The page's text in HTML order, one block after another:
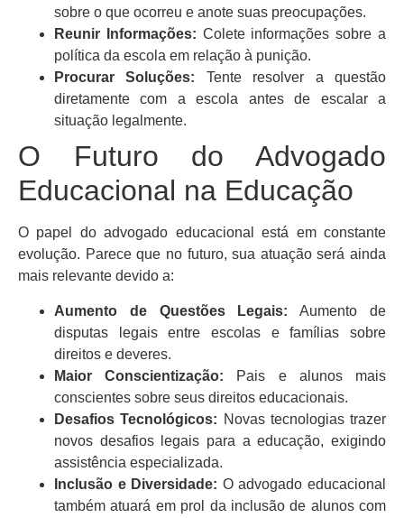
sobre o que ocorreu e anote suas preocupações.
Reunir Informações: Colete informações sobre a
política da escola em relação à punição.
Procurar Soluções: Tente resolver a questão
diretamente com a escola antes de escalar a
situação legalmente.
O Futuro do Advogado
Educacional na Educação
O papel do advogado educacional está em constante
evolução. Parece que no futuro, sua atuação será ainda
mais relevante devido a:
Aumento de Questões Legais: Aumento de
disputas legais entre escolas e famílias sobre
direitos e deveres.
Maior Conscientização: Pais e alunos mais
conscientes sobre seus direitos educacionais.
Desafios Tecnológicos: Novas tecnologias trazer
novos desafios legais para a educação, exigindo
assistência especializada.
Inclusão e Diversidade: O advogado educacional
também atuará em prol da inclusão de alunos com